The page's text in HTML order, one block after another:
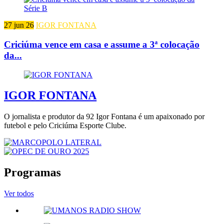
27 jun 26 IGOR FONTANA
Criciúma vence em casa e assume a 3ª colocação
da...
IGOR FONTANA
O jornalista e produtor da 92 Igor Fontana é um apaixonado por
futebol e pelo Criciúma Esporte Clube.
Programas
Ver todos